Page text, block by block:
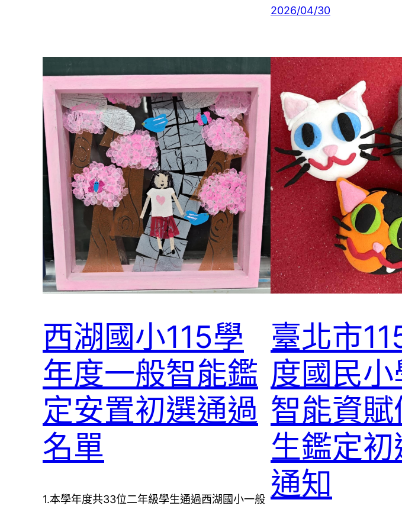
2026/04/30
西湖國小115學
年度一般智能鑑
定安置初選通過
名單
1.本學年度共33位二年級學生通過西湖國小一般
臺北市
度國民
智能資
生鑑定
通知